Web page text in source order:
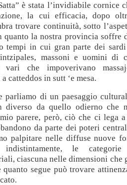
è stata l’invidiabile cornice
la cui efficacia, dopo
trovare continuità, sotto
quanto la nostra provincia soffre
tempi in cui gran parte dei
massoni e uomini di
vari che impoverivano
catteddos in sutt ‘e mesa.
parliamo di un paesaggio
diverso da quello odierno che
parere, però, ciò che ci lega
da parte dei poteri
palpitare nelle diffuse nuove
indistintamente, le
ciascuna nelle dimensioni che
quanto segue può trovare